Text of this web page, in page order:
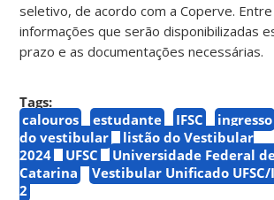
seletivo, de acordo com a Coperve. Entre
informações que serão disponibilizadas
prazo e as documentações necessárias.
Tags:
calouros
estudante IFSC ingresso
do vestibular
listão do Vestibular
2024
UFSC
Universidade Federal
Catarina
Vestibular Unificado UFSC/
2